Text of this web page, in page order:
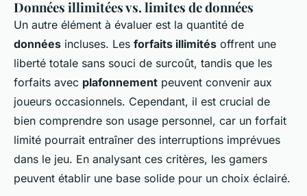
Données illimitées vs. limites de données
Un autre élément à évaluer est la quantité de
données incluses. Les forfaits illimités offrent une
liberté totale sans souci de surcoût, tandis que les
forfaits avec plafonnement peuvent convenir aux
joueurs occasionnels. Cependant, il est crucial de
bien comprendre son usage personnel, car un forfait
limité pourrait entraîner des interruptions imprévues
dans le jeu. En analysant ces critères, les gamers
peuvent établir une base solide pour un choix éclairé.